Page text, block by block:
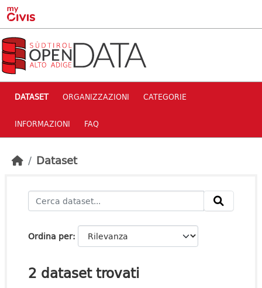
Skip to main content
DATASET ORGANIZZAZIONI CATEGORIE
INFORMAZIONI FAQ
Dataset
Ordina per
2 dataset trovati